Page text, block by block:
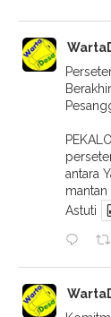
antara
Astuti